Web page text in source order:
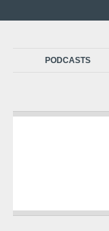
PODCASTS